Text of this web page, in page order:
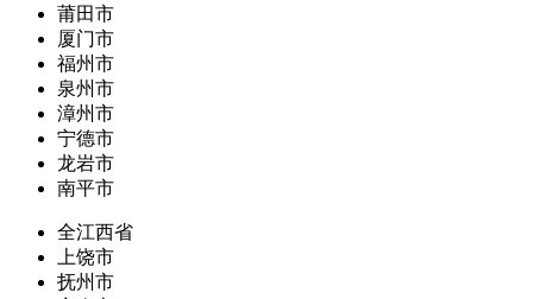
莆田市
厦门市
福州市
泉州市
漳州市
宁德市
龙岩市
南平市
全江西省
上饶市
抚州市